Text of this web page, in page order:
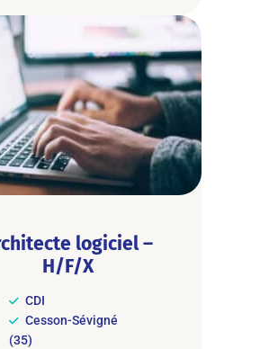
logiciel –
H/F/X
CDI
Cesson-Sévigné
(35)